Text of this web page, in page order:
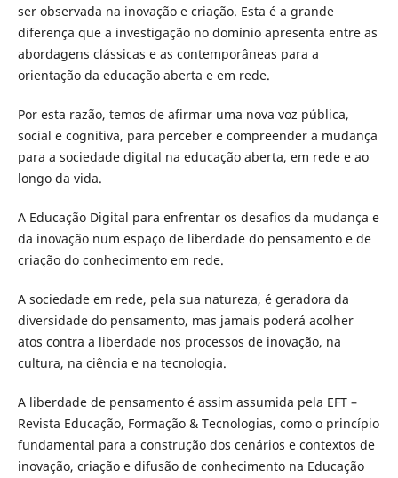
ser observada na inovação e criação. Esta é a grande
diferença que a investigação no domínio apresenta entre as
abordagens clássicas e as contemporâneas para a
orientação da educação aberta e em rede.
Por esta razão, temos de afirmar uma nova voz pública,
social e cognitiva, para perceber e compreender a mudança
para a sociedade digital na educação aberta, em rede e ao
longo da vida.
A Educação Digital para enfrentar os desafios da mudança e
da inovação num espaço de liberdade do pensamento e de
criação do conhecimento em rede.
A sociedade em rede, pela sua natureza, é geradora da
diversidade do pensamento, mas jamais poderá acolher
atos contra a liberdade nos processos de inovação, na
cultura, na ciência e na tecnologia.
A liberdade de pensamento é assim assumida pela EFT –
Revista Educação, Formação & Tecnologias, como o princípio
fundamental para a construção dos cenários e contextos de
inovação, criação e difusão de conhecimento na Educação